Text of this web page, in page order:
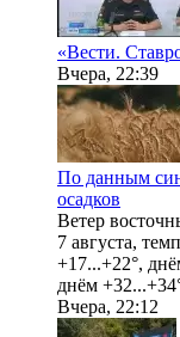
«Вести.
Вчера, 22:39
По данным
осадков
Ветер
7 августа,
+17...+22°,
днём
Вчера, 22:12